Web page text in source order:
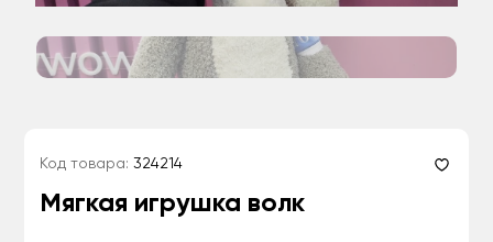
Код товара: 324214
Мягкая игрушка волк